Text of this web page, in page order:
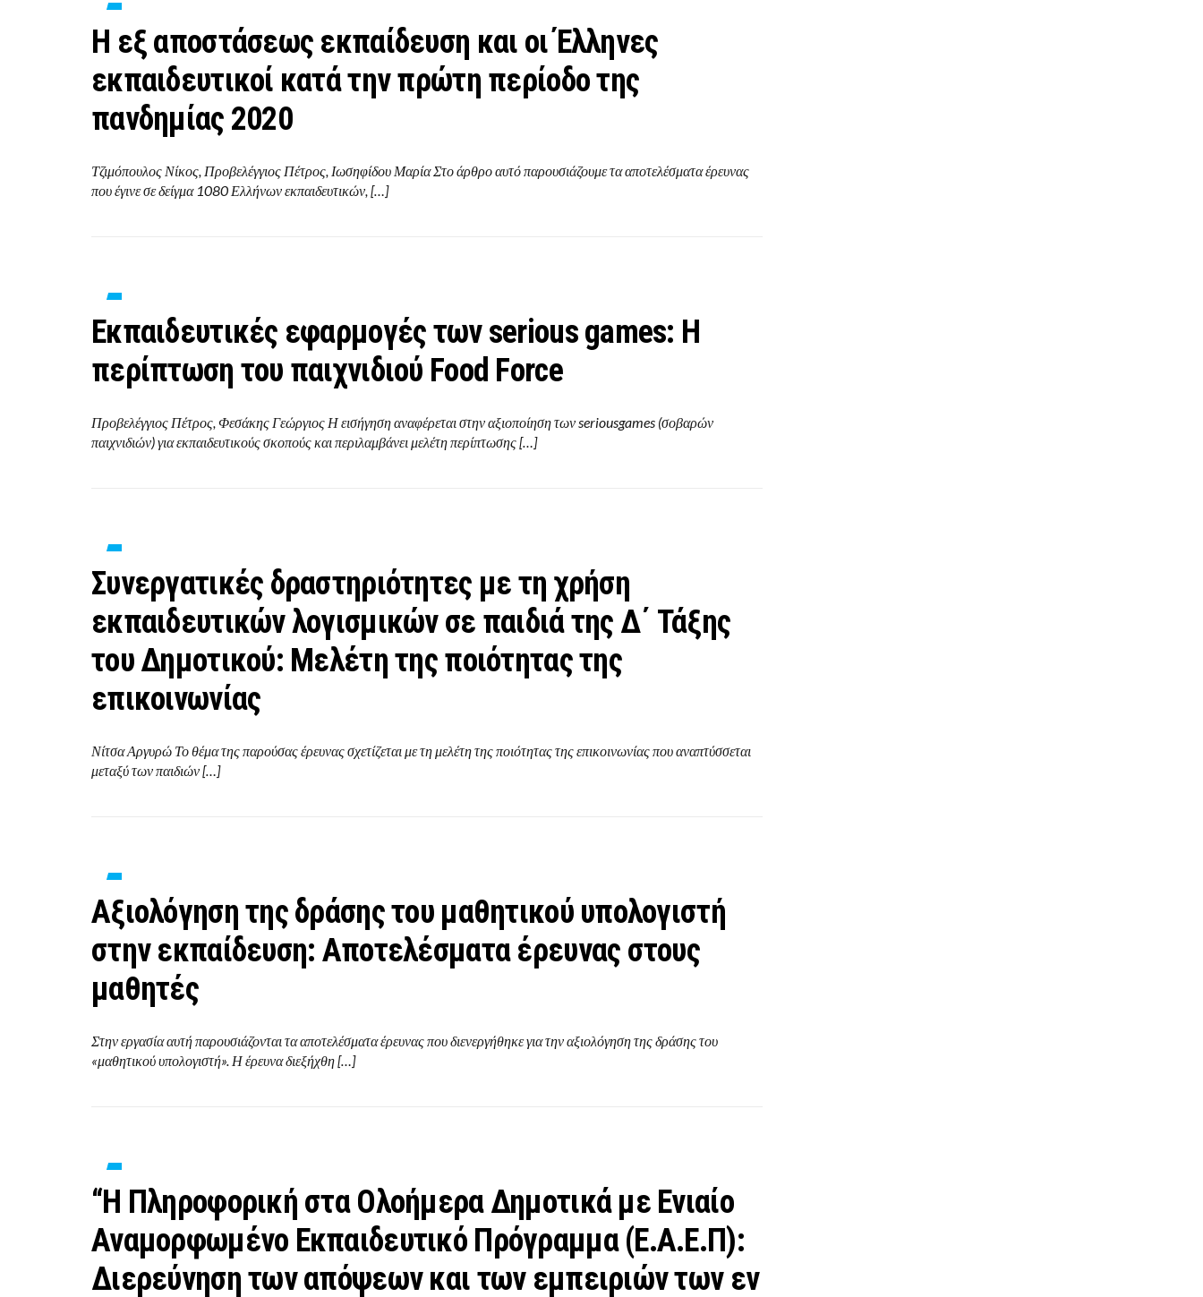
H εξ αποστάσεως εκπαίδευση και οι Έλληνες
εκπαιδευτικοί κατά την πρώτη περίοδο της
πανδημίας 2020
Τζιμόπουλος Νίκος, Προβελέγγιος Πέτρος, Ιωσηφίδου Μαρία Στο άρθρο αυτό παρουσιάζουμε τα αποτελέσματα έρευνας
που έγινε σε δείγμα 1080 Ελλήνων εκπαιδευτικών, […]
Εκπαιδευτικές εφαρμογές των serious games: Η
περίπτωση του παιχνιδιού Food Force
Προβελέγγιος Πέτρος, Φεσάκης Γεώργιος Η εισήγηση αναφέρεται στην αξιοποίηση των seriousgames (σοβαρών
παιχνιδιών) για εκπαιδευτικούς σκοπούς και περιλαμβάνει μελέτη περίπτωσης […]
Συνεργατικές δραστηριότητες με τη χρήση
εκπαιδευτικών λογισμικών σε παιδιά της Δ΄ Τάξης
του Δημοτικού: Μελέτη της ποιότητας της
επικοινωνίας
Νίτσα Αργυρώ Το θέμα της παρούσας έρευνας σχετίζεται με τη μελέτη της ποιότητας της επικοινωνίας που αναπτύσσεται
μεταξύ των παιδιών […]
Αξιολόγηση της δράσης του μαθητικού υπολογιστή
στην εκπαίδευση: Αποτελέσματα έρευνας στους
μαθητές
Στην εργασία αυτή παρουσιάζονται τα αποτελέσματα έρευνας που διενεργήθηκε για την αξιολόγηση της δράσης του
«μαθητικού υπολογιστή». Η έρευνα διεξήχθη […]
“Η Πληροφορική στα Ολοήμερα Δημοτικά με Ενιαίο
Αναμορφωμένο Εκπαιδευτικό Πρόγραμμα (Ε.Α.Ε.Π):
Διερεύνηση των απόψεων και των εμπειριών των εν